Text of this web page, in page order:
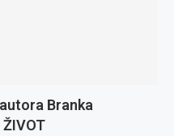
Branka